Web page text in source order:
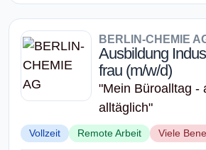
BERLIN-CHEMIE
Ausbildung
frau (m/w/d)
"Mein Büroalltag -
alltäglich"
Vollzeit Remote Arbeit Viele